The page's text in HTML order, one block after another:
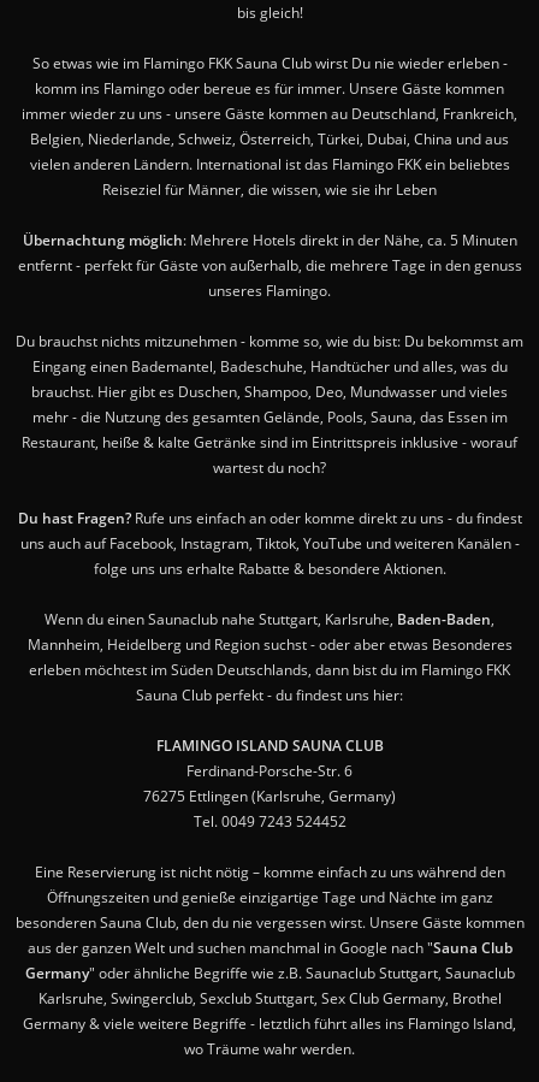
bis gleich!
So etwas wie im Flamingo FKK Sauna Club wirst Du nie wieder erleben -
komm ins Flamingo oder bereue es für immer. Unsere Gäste kommen
immer wieder zu uns - unsere Gäste kommen au Deutschland, Frankreich,
Belgien, Niederlande, Schweiz, Österreich, Türkei, Dubai, China und aus
vielen anderen Ländern. International ist das Flamingo FKK ein beliebtes
Reiseziel für Männer, die wissen, wie sie ihr Leben
Übernachtung möglich: Mehrere Hotels direkt in der Nähe, ca. 5 Minuten
entfernt - perfekt für Gäste von außerhalb, die mehrere Tage in den genuss
unseres Flamingo.
Du brauchst nichts mitzunehmen - komme so, wie du bist: Du bekommst am
Eingang einen Bademantel, Badeschuhe, Handtücher und alles, was du
brauchst. Hier gibt es Duschen, Shampoo, Deo, Mundwasser und vieles
mehr - die Nutzung des gesamten Gelände, Pools, Sauna, das Essen im
Restaurant, heiße & kalte Getränke sind im Eintrittspreis inklusive - worauf
wartest du noch?
Du hast Fragen?Rufe uns einfach an oder komme direkt zu uns - du findest
uns auch auf Facebook, Instagram, Tiktok, YouTube und weiteren Kanälen -
folge uns uns erhalte Rabatte & besondere Aktionen.
Wenn du einen Saunaclub nahe Stuttgart, Karlsruhe, Baden-Baden,
Mannheim, Heidelberg und Region suchst - oder aber etwas Besonderes
erleben möchtest im Süden Deutschlands, dann bist du im Flamingo FKK
Sauna Club perfekt - du findest uns hier:
FLAMINGO ISLAND SAUNA CLUB
Ferdinand-Porsche-Str. 6
76275 Ettlingen (Karlsruhe, Germany)
Tel. 0049 7243 524452
Eine Reservierung ist nicht nötig – komme einfach zu uns während den
Öffnungszeiten und genieße einzigartige Tage und Nächte im ganz
besonderen Sauna Club, den du nie vergessen wirst. Unsere Gäste kommen
aus der ganzen Welt und suchen manchmal in Google nach "Sauna Club
Germany" oder ähnliche Begriffe wie z.B. Saunaclub Stuttgart, Saunaclub
Karlsruhe, Swingerclub, Sexclub Stuttgart, Sex Club Germany, Brothel
Germany & viele weitere Begriffe - letztlich führt alles ins Flamingo Island,
wo Träume wahr werden.